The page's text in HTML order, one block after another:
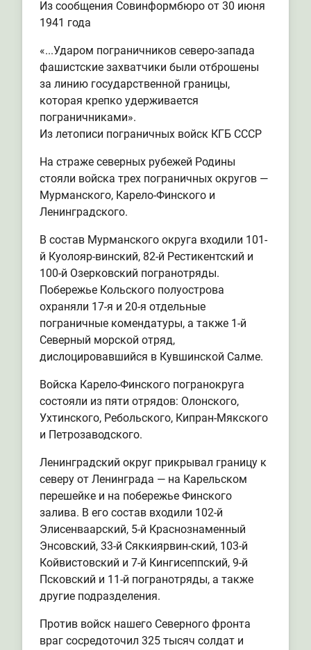
Из сообщения Совинформбюро от 30 июня
1941 года
«...Ударом пограничников северо-запада
фашистские захватчики были отброшены
за линию государственной границы,
которая крепко удерживается
пограничниками».
Из летописи пограничных войск КГБ СССР
На страже северных рубежей Родины
стояли войска трех пограничных округов —
Мурманского, Карело-Финского и
Ленинградского.
В состав Мурманского округа входили 101-
й Куолояр-винский, 82-й Рестикентский и
100-й Озерковский погранотряды.
Побережье Кольского полуострова
охраняли 17-я и 20-я отдельные
пограничные комендатуры, а также 1-й
Северный морской отряд,
дислоцировавшийся в Кувшинской Салме.
Войска Карело-Финского погранокруга
состояли из пяти отрядов: Олонского,
Ухтинского, Ребольского, Кипран-Мякского
и Петрозаводского.
Ленинградский округ прикрывал границу к
северу от Ленинграда — на Карельском
перешейке и на побережье Финского
залива. В его состав входили 102-й
Элисенваарский, 5-й Краснознаменный
Энсовский, 33-й Сяккиярвин-ский, 103-й
Койвистовский и 7-й Кингисеппский, 9-й
Псковский и 11-й погранотряды, а также
другие подразделения.
Против войск нашего Северного фронта
враг сосредоточил 325 тысяч солдат и